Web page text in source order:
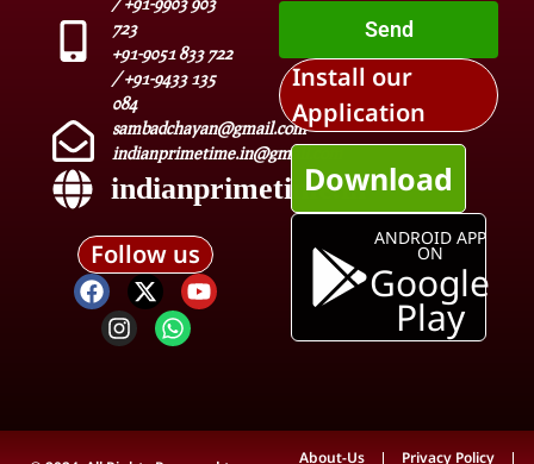
723
+91-9051 833 722
/ +91-9433 135
084
sambadchayan@gmail.com
indianprimetime.in@gmail.com
indianprimetime.in
Follow us
Send
Install our
Application
Download
ANDROID APP
ON
Google
Play
About-Us Privacy Policy